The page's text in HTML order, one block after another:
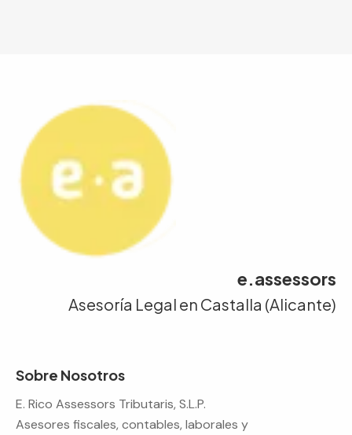
e.assessors
Asesoría Legal en Castalla (Alicante)
Sobre Nosotros
E. Rico Assessors Tributaris, S.L.P.
Asesores fiscales, contables, laborales y